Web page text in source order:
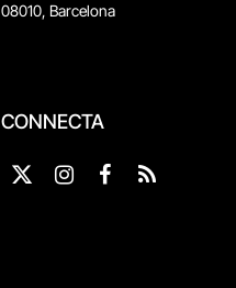
08010, Barcelona
CONNECTA
X
InstagramFacebook
RSS